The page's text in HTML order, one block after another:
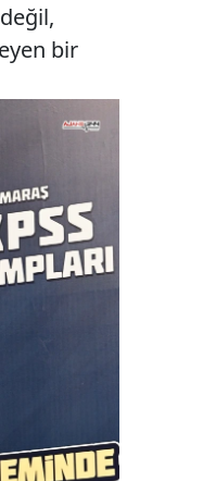
bir